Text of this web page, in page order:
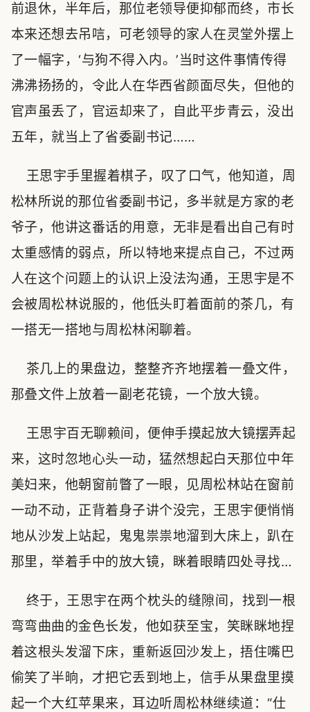
前退休，半年后，那位老领导便抑郁而终，市长
本来还想去吊唁，可老领导的家人在灵堂外摆上
了一幅字，‘与狗不得入内。’当时这件事情传得
沸沸扬扬的，令此人在华西省颜面尽失，但他的
官声虽丢了，官运却来了，自此平步青云，没出
五年，就当上了省委副书记……
王思宇手里握着棋子，叹了口气，他知道，周
松林所说的那位省委副书记，多半就是方家的老
爷子，他讲这番话的用意，无非是看出自己有时
太重感情的弱点，所以特地来提点自己，不过两
人在这个问题上的认识上没法沟通，王思宇是不
会被周松林说服的，他低头盯着面前的茶几，有
一搭无一搭地与周松林闲聊着。
茶几上的果盘边，整整齐齐地摆着一叠文件，
那叠文件上放着一副老花镜，一个放大镜。
王思宇百无聊赖间，便伸手摸起放大镜摆弄起
来，这时忽地心头一动，猛然想起白天那位中年
美妇来，他朝窗前瞥了一眼，见周松林站在窗前
一动不动，正背着身子讲个没完，王思宇便悄悄
地从沙发上站起，鬼鬼祟祟地溜到大床上，趴在
那里，举着手中的放大镜，眯着眼睛四处寻找…
终于，王思宇在两个枕头的缝隙间，找到一根
弯弯曲曲的金色长发，他如获至宝，笑眯眯地捏
着这根头发溜下床，重新返回沙发上，捂住嘴巴
偷笑了半晌，才把它丢到地上，信手从果盘里摸
起一个大红苹果来，耳边听周松林继续道：“仕